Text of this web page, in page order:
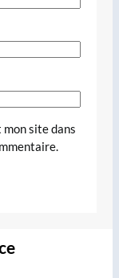
site dans